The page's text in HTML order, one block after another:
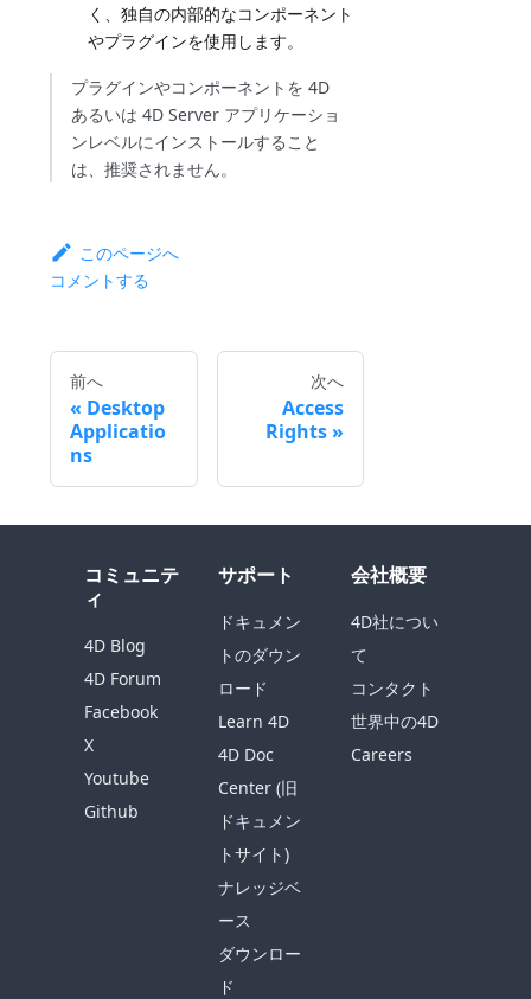
く、独自の内部的なコンポーネント
やプラグインを使用します。
プラグインやコンポーネントを 4D
あるいは 4D Server アプリケーショ
ンレベルにインストールすること
は、推奨されません。
このページへ
コメントする
前へ
Desktop
Applicatio
ns
次へ
Access
Rights
コミュニテ
ィ
4D Blog
4D Forum
Facebook
X
Youtube
Github
サポート
ドキュメン
トのダウン
ロード
Learn 4D
4D Doc
Center (旧
ドキュメン
トサイト)
ナレッジベ
ース
ダウンロー
ド
会社概要
4D社につい
て
コンタクト
世界中の4D
Careers